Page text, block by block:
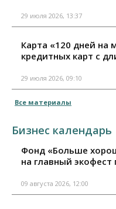
29 июля 2026, 13:37
Карта «120 дней на
кредитных карт с
29 июля 2026, 09:10
Все материалы
Бизнес календарь
Фонд «Больше
на главный экофест
09 августа 2026, 12:00